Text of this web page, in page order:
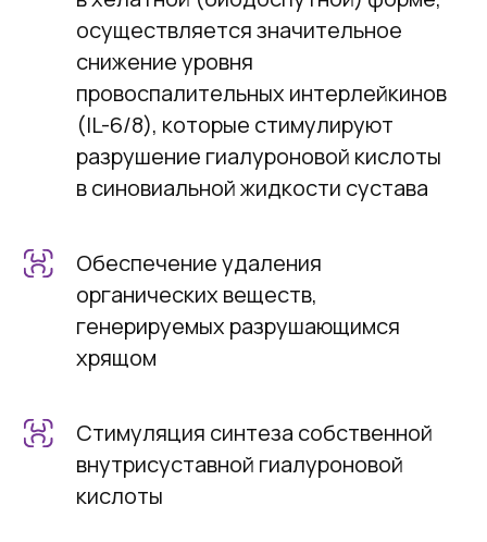
осуществляется значительное
снижение уровня
провоспалительных интерлейкинов
(IL-6/8), которые стимулируют
разрушение гиалуроновой кислоты
в синовиальной жидкости сустава
Обеспечение удаления
органических веществ,
генерируемых разрушающимся
хрящом
Стимуляция синтеза собственной
внутрисуставной гиалуроновой
кислоты